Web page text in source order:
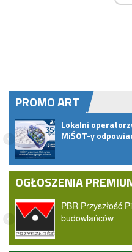
PROMO ART
Lokalni
MiŚOT-y
OGŁOSZENIA
PBR Przyszłość
budowlańców